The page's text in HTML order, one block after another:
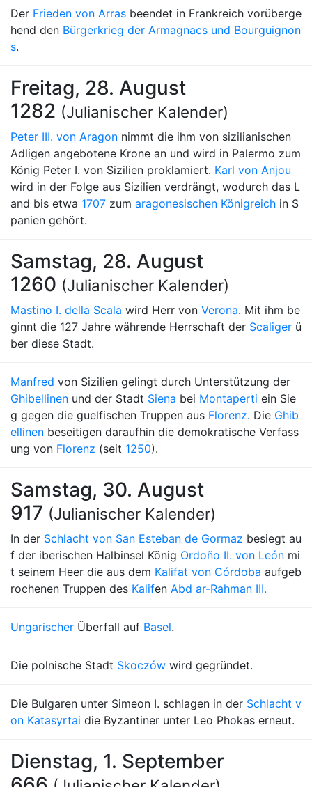
Der Frieden von Arras beendet in Frankreich vorüberge
hend den Bürgerkrieg der Armagnacs und Bourguignon
s.
Freitag, 28. August
1282 (Julianischer Kalender)
Peter III. von Aragon nimmt die ihm von sizilianischen
Adligen angebotene Krone an und wird in Palermo zum
König Peter I. von Sizilien proklamiert. Karl von Anjou
wird in der Folge aus Sizilien verdrängt, wodurch das L
and bis etwa 1707 zum aragonesischen Königreich in S
panien gehört.
Samstag, 28. August
1260 (Julianischer Kalender)
Mastino I. della Scala wird Herr von Verona. Mit ihm be
ginnt die 127 Jahre währende Herrschaft der Scaliger ü
ber diese Stadt.
Manfred von Sizilien gelingt durch Unterstützung der
Ghibellinen und der Stadt Siena bei Montaperti ein Sie
g gegen die guelfischen Truppen aus Florenz. Die Ghib
ellinen beseitigen daraufhin die demokratische Verfass
ung von Florenz (seit 1250).
Samstag, 30. August
917 (Julianischer Kalender)
In der Schlacht von San Esteban de Gormaz besiegt au
f der iberischen Halbinsel König Ordoño II. von León mi
t seinem Heer die aus dem Kalifat von Córdoba aufgeb
rochenen Truppen des Kalifen Abd ar-Rahman III.
Ungarischer Überfall auf Basel.
Die polnische Stadt Skoczów wird gegründet.
Die Bulgaren unter Simeon I. schlagen in der Schlacht v
on Katasyrtai die Byzantiner unter Leo Phokas erneut.
Dienstag, 1. September